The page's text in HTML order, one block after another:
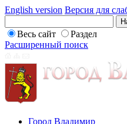
English version Версия для
Весь сайт
Раздел
Расширенный поиск
Город Владимир